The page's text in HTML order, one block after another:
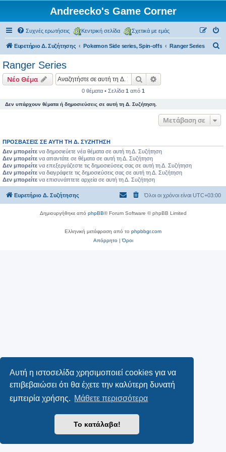
Αυτή η ιστοσελίδα χρησιμοποιεί cookies για να
επιβεβαιώσει ότι θα έχετε την καλύτερη δυνατή
εμπειρία χρήσης. Μάθετε περισσότερα
Το κατάλαβα!
Andreecko's Game Corner
Συχνές ερωτήσεις Κεντρική σελίδα Σχετικά με εμάς
Ευρετήριο Δ. Συζήτησης Pokemon Side series, Spin-offs Ranger Series
Ranger Series
Νέο Θέμα Αναζήτηση
0 θέματα • Σελίδα 1 από 1
Δεν υπάρχουν θέματα ή δημοσιεύσεις σε αυτή τη Δ. Συζήτηση.
Μετάβαση σε
ΠΡΟΣΒΆΣΕΙΣ ΣΕ ΑΥΤΉ ΤΗ Δ. ΣΥΖΉΤΗΣΗ
Δεν μπορείτε να δημοσιεύετε νέα θέματα σε αυτή τη Δ. Συζήτηση
Δεν μπορείτε να απαντάτε σε θέματα σε αυτή τη Δ. Συζήτηση
Δεν μπορείτε να επεξεργάζεστε τις δημοσιεύσεις σας σε αυτή τη Δ. Συζήτηση
Δεν μπορείτε να διαγράφετε τις δημοσιεύσεις σας σε αυτή τη Δ. Συζήτηση
Δεν μπορείτε να επισυνάπτετε αρχεία σε αυτή τη Δ. Συζήτηση
Ευρετήριο Δ. Συζήτησης Όλοι οι χρόνοι είναι UTC+03:00
Δημιουργήθηκε από phpBB® Forum Software © phpBB Limited
Ελληνική μετάφραση από το phpbbgr.com
Απόρρητο|Όροι